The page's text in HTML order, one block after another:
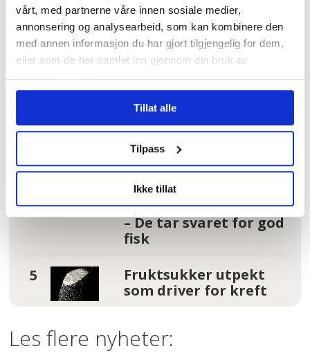
vårt, med partnerne våre innen sosiale medier,
annonsering og analysearbeid, som kan kombinere den
med annen informasjon du har gjort tilgjengelig for dem,
eller som de har samlet inn gjennom din bruk av
tjenestene deres.
Tillat alle
Tilpass
Ikke tillat
I kø for å bli enige
om lønna. Sjekk hele
lista her
Tannhelse: Se om du
har krav på gratis
tannbehandling
uten å vite det
Pårørende som
varslet om
Uranienborghjemmet:
– De tar svaret for god
fisk
Fruktsukker utpekt
som driver for kreft
Les flere nyheter: